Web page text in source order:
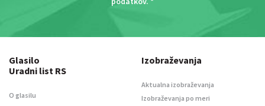
Glasilo
Uradni list RS
O glasilu
Izobraževanja
Aktualna izobraževanja
Izobraževanja po meri